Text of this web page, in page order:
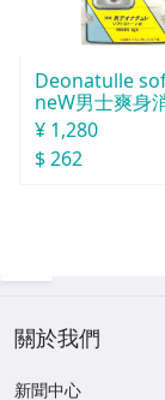
Deonatulle
neW男士爽身
汗石 中世紀 20g
¥ 1,280
$ 262
關於我們
新聞中心